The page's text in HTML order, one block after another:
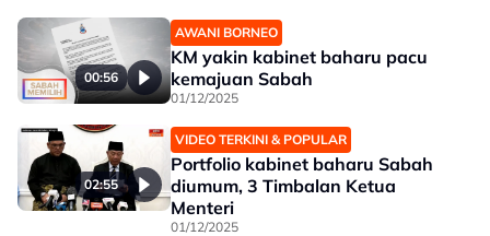
00:56
AWANI BORNEO
KM yakin kabinet baharu pacu
kemajuan Sabah
01/12/2025
02:55
VIDEO TERKINI & POPULAR
Portfolio kabinet baharu Sabah
diumum, 3 Timbalan Ketua
Menteri
01/12/2025